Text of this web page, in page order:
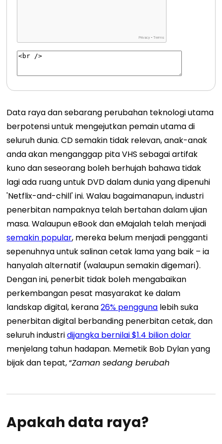
Data raya dan sebarang perubahan teknologi utama
berpotensi untuk mengejutkan pemain utama di
seluruh dunia. CD semakin tidak relevan, anak-anak
anda akan menganggap pita VHS sebagai artifak
kuno dan seseorang boleh berhujah bahawa tidak
lagi ada ruang untuk DVD dalam dunia yang dipenuhi
'Netflix-and-chill' ini. Walau bagaimanapun, industri
penerbitan nampaknya telah bertahan dalam ujian
masa. Walaupun eBook dan eMajalah telah menjadi
semakin popular, mereka belum menjadi pengganti
sepenuhnya untuksalinan cetak lama yang baik – ia
hanyalah alternatif (walaupun semakin digemari).
Dengan ini, penerbit tidak boleh mengabaikan
perkembangan pesat masyarakat ke dalam
landskap digital, kerana26% pengguna lebih suka
penerbitan digital berbanding penerbitan cetak, dan
seluruh industridijangka bernilai $1.4 bilion dolar
menjelang tahun hadapan. Memetik Bob Dylan yang
bijak dan tepat, “Zaman sedang berubah
Apakah data raya?